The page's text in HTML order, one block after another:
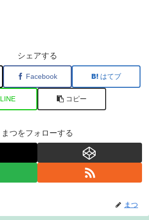
シェアする
Facebook はてブ
LINE コピー
まつをフォローする
まつ